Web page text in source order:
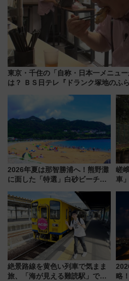
東京・千住の「自称・日本一メニュ
は？ ＢＳ日テレ『ドランク塚地のふ
2026年夏は那智勝浦へ！熊野灘
に面した「特選」白砂ビーチは
会」は8月11日開催！
嵯
車
ト
う
を
絶景路線を黄色い列車で気まま
旅、「海が見える難読駅」で幸
略